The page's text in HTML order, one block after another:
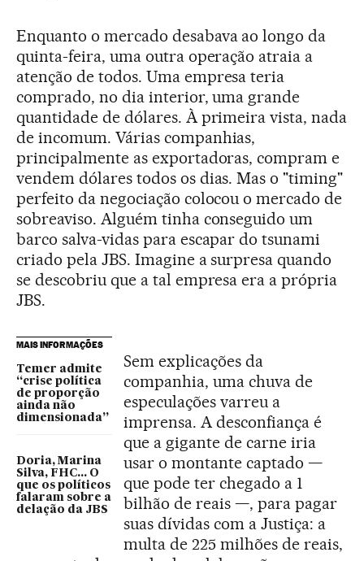
Enquanto o mercado desabava ao longo da
quinta-feira, uma outra operação atraia a
atenção de todos. Uma empresa teria
comprado, no dia interior, uma grande
quantidade de dólares. À primeira vista, nada
de incomum. Várias companhias,
principalmente as exportadoras, compram e
vendem dólares todos os dias. Mas o "timing"
perfeito da negociação colocou o mercado de
sobreaviso. Alguém tinha conseguido um
barco salva-vidas para escapar do tsunami
criado pela JBS. Imagine a surpresa quando
se descobriu que a tal empresa era a própria
JBS.
MAIS INFORMAÇÕES
Temer admite
“crise política
de proporção
ainda não
dimensionada”
Doria, Marina
Silva, FHC... O
que os políticos
falaram sobre a
delação da JBS
Sem explicações da
companhia, uma chuva de
especulações varreu a
imprensa. A desconfiança é
que a gigante de carne iria
usar o montante captado —
que pode ter chegado a 1
bilhão de reais —, para pagar
suas dívidas com a Justiça: a
multa de 225 milhões de reais,